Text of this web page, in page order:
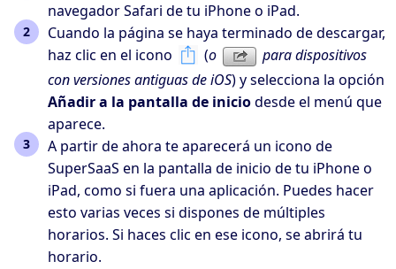
navegador Safari de tu iPhone o iPad.
Cuando la página se haya terminado de descargar,
haz clic en el icono
(o
para dispositivos
con versiones antiguas de iOS) y selecciona la opción
Añadir a la pantalla de iniciodesde el menú que
aparece.
A partir de ahora te aparecerá un icono de
SuperSaaS en la pantalla de inicio de tu iPhone o
iPad, como si fuera una aplicación. Puedes hacer
esto varias veces si dispones de múltiples
horarios. Si haces clic en ese icono, se abrirá tu
horario.